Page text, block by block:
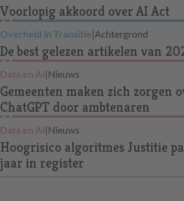
Voorlopig akkoord over AI Act
Overheid in Transitie|Achtergrond
De best gelezen artikelen van
Data en AI |Nieuws
Gemeenten maken zich zorgen
ChatGPT door ambtenaren
Data en AI |Nieuws
Hoogrisico algoritmes Justitie
jaar in register